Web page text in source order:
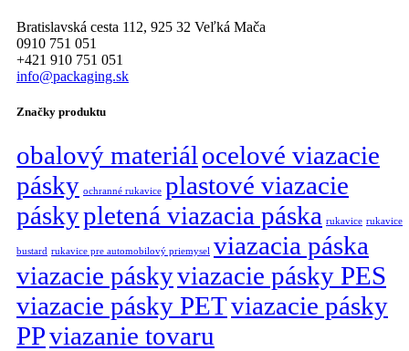
Bratislavská cesta 112, 925 32 Veľká Mača
0910 751 051
+421 910 751 051
info@packaging.sk
Značky produktu
obalový materiál ocelové viazacie
pásky ochranné rukavice plastové viazacie
páskypletená viazacia páska rukavice rukavice
bustard rukavice pre automobilový priemysel viazacia páska
viazacie páskyviazacie pásky PES
viazacie pásky PETviazacie pásky
PPviazanie tovaru